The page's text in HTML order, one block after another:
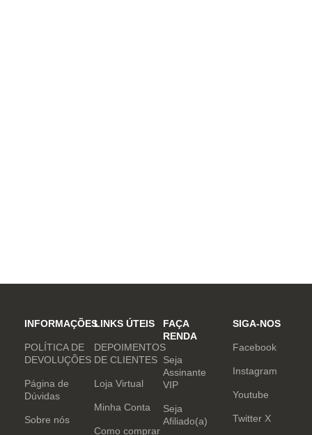
INFORMAÇÕES
POLÍTICA DE
DEVOLUÇÕES
Página de
Dúvidas
Sobre nós
LINKS ÚTEIS
DEPOIMENTOS
DE CLIENTES
Loja Virtual
Minha Conta
Como comprar
FAÇA
RENDA
Seja
Assinante
VIP
Seja
Afiliado(a)
SIGA-NOS
Facebook
Instagram
Youtube
Twitter X